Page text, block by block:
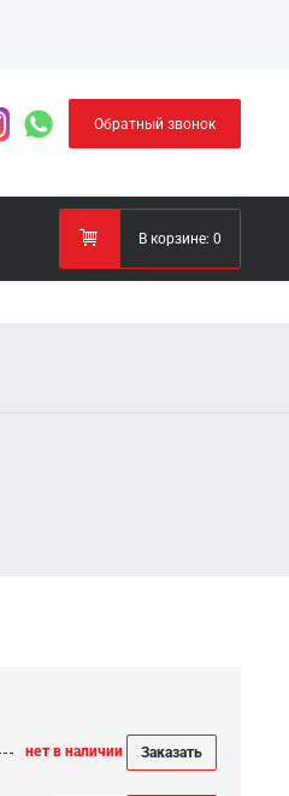
Обратный звонок
В корзине: 0
нет в наличии Заказать